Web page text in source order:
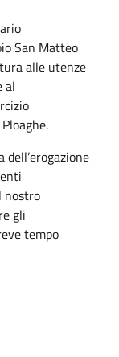
San Matteo
alle utenze
al
nostro
gli
tempo